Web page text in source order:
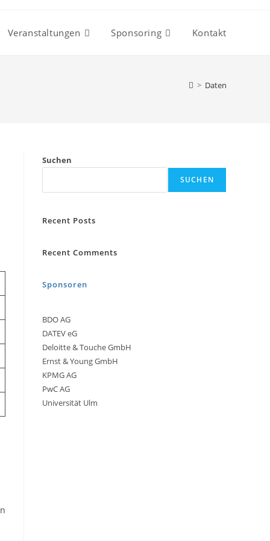
Veranstaltungen Sponsoring Kontakt
> Daten
Suchen
SUCHEN
Recent Posts
Recent Comments
Sponsoren
BDO AG
DATEV eG
Deloitte & Touche GmbH
Ernst & Young GmbH
KPMG AG
PwC AG
Universität Ulm